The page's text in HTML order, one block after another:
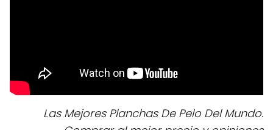
Las Mejores Planchas De Pelo Del Mundo.